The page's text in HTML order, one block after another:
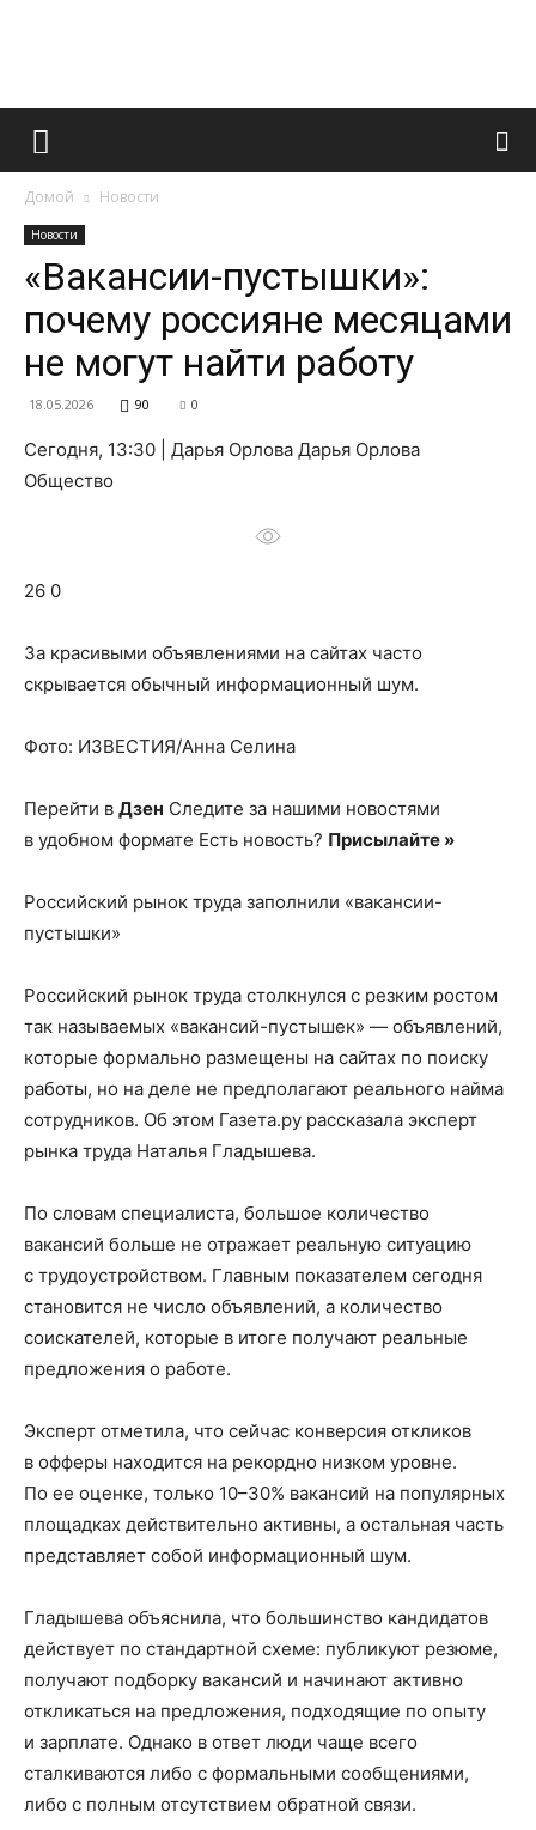
Французский
и
о
нем
Домой Новости
Новости
«Вакансии-пустышки»:
почему россияне месяцами
не могут найти работу
18.05.2026 90 0
Сегодня, 13:30 | Дарья Орлова Дарья Орлова
Общество
26 0
За красивыми объявлениями на сайтах часто
скрывается обычный информационный шум.
Фото: ИЗВЕСТИЯ/Анна Селина
Перейти в Дзен Следите за нашими новостями
в удобном формате Есть новость? Присылайте »
Российский рынок труда заполнили «вакансии-
пустышки»
Российский рынок труда столкнулся с резким ростом
так называемых «вакансий-пустышек» — объявлений,
которые формально размещены на сайтах по поиску
работы, но на деле не предполагают реального найма
сотрудников. Об этом Газета.ру рассказала эксперт
рынка труда Наталья Гладышева.
По словам специалиста, большое количество
вакансий больше не отражает реальную ситуацию
с трудоустройством. Главным показателем сегодня
становится не число объявлений, а количество
соискателей, которые в итоге получают реальные
предложения о работе.
Эксперт отметила, что сейчас конверсия откликов
в офферы находится на рекордно низком уровне.
По ее оценке, только 10–30% вакансий на популярных
площадках действительно активны, а остальная часть
представляет собой информационный шум.
Гладышева объяснила, что большинство кандидатов
действует по стандартной схеме: публикуют резюме,
получают подборку вакансий и начинают активно
откликаться на предложения, подходящие по опыту
и зарплате. Однако в ответ люди чаще всего
сталкиваются либо с формальными сообщениями,
либо с полным отсутствием обратной связи.